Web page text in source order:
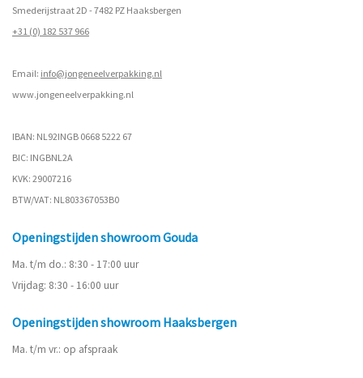
Smederijstraat 2D - 7482 PZ Haaksbergen
+31 (0) 182 537 966
Email: info@jongeneelverpakking.nl
www.jongeneelverpakking.nl
IBAN: NL92INGB 0668 5222 67
BIC: INGBNL2A
KVK: 29007216
BTW/VAT: NL803367053B0
Openingstijden showroom Gouda
Ma. t/m do.: 8:30 - 17:00 uur
Vrijdag: 8:30 - 16:00 uur
Openingstijden showroom Haaksbergen
Ma. t/m vr.: op afspraak